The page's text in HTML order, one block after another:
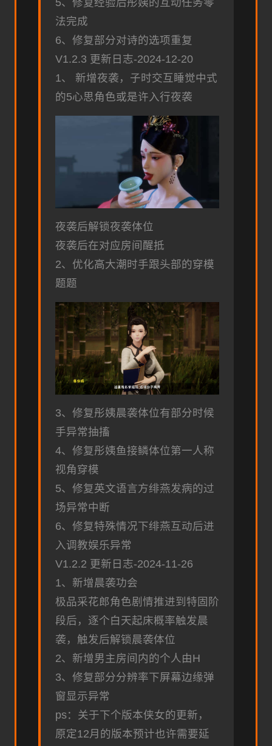
5、修复经验后彤姨的互动任务零
法完成
6、修复部分对诗的选项重复
V1.2.3 更新日志-2024-12-20
1、 新增夜袭，子时交互睡觉中式
的5心思角色或是许入行夜袭
夜袭后解锁夜袭体位
夜袭后在对应房间醒抵
2、优化高大潮时手跟头部的穿模
题题
3、修复彤姨晨袭体位有部分时候
手异常抽搐
4、修复彤姨鱼接鳞体位第一人称
视角穿模
5、修复英文语言方绯燕发病的过
场异常中断
6、修复特殊情况下绯燕互动后进
入调教娱乐异常
V1.2.2 更新日志-2024-11-26
1、新增晨袭功会
极品采花郎角色剧情推进到特固阶
段后，逐个白天起床概率触发晨
袭，触发后解锁晨袭体位
2、新增男主房间内的个人由H
3、修复部分分辨率下屏幕边缘弹
窗显示异常
ps：关于下个版本侠女的更新，
原定12月的版本预计也许需要延